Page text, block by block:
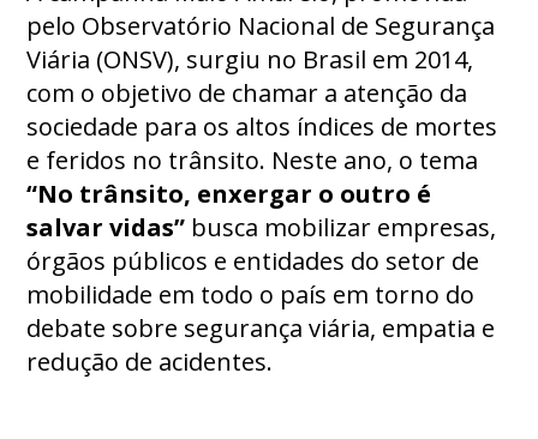
pelo Observatório Nacional de Segurança
Viária (ONSV), surgiu no Brasil em 2014,
com o objetivo de chamar a atenção da
sociedade para os altos índices de mortes
e feridos no trânsito. Neste ano, o tema
“No trânsito, enxergar o outro é
salvar vidas” busca mobilizar empresas,
órgãos públicos e entidades do setor de
mobilidade em todo o país em torno do
debate sobre segurança viária, empatia e
redução de acidentes.